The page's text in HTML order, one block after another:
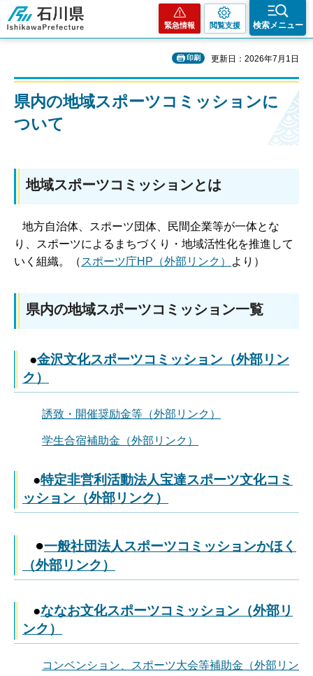
石川県
緊急情報 閲覧支援 検索メニュー
印刷 更新日：2026年7月1日
県内の地域スポーツコミッションに
ついて
地域スポーツコミッションとは
地方自治体、スポーツ団体、民間企業等が一体とな
り、スポーツによるまちづくり・地域活性化を推進して
いく組織。（ スポーツ庁HP（外部リンク） より）
県内の地域スポーツコミッション一覧
●金沢文化スポーツコミッション（外部リン
ク）
誘致・開催奨励金等（外部リンク）
学生合宿補助金（外部リンク）
​●特定非営利活動法人宝達スポーツ文化コミ
ッション（外部リンク）
●一般社団法人スポーツコミッションかほく
（外部リンク）
●ななお文化スポーツコミッション（外部リ
ンク）
コンベンション、スポーツ大会等補助金（外部リン